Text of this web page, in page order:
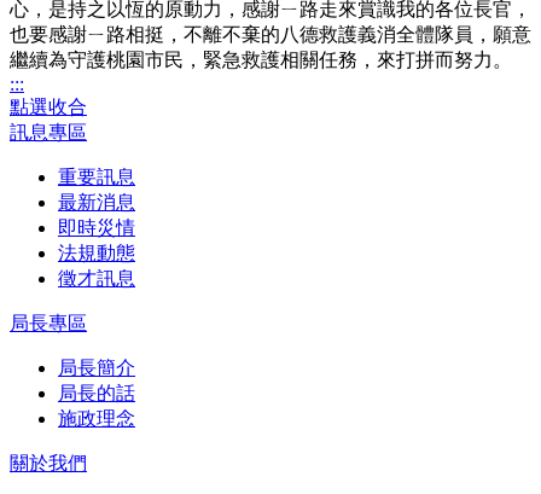
心，是持之以恆的原動力，感謝ㄧ路走來賞識我的各位長官，
也要感謝ㄧ路相挺，不離不棄的八德救護義消全體隊員，願意
繼續為守護桃園市民，緊急救護相關任務，來打拼而努力。
:::
點選收合
訊息專區
重要訊息
最新消息
即時災情
法規動態
徵才訊息
局長專區
局長簡介
局長的話
施政理念
關於我們